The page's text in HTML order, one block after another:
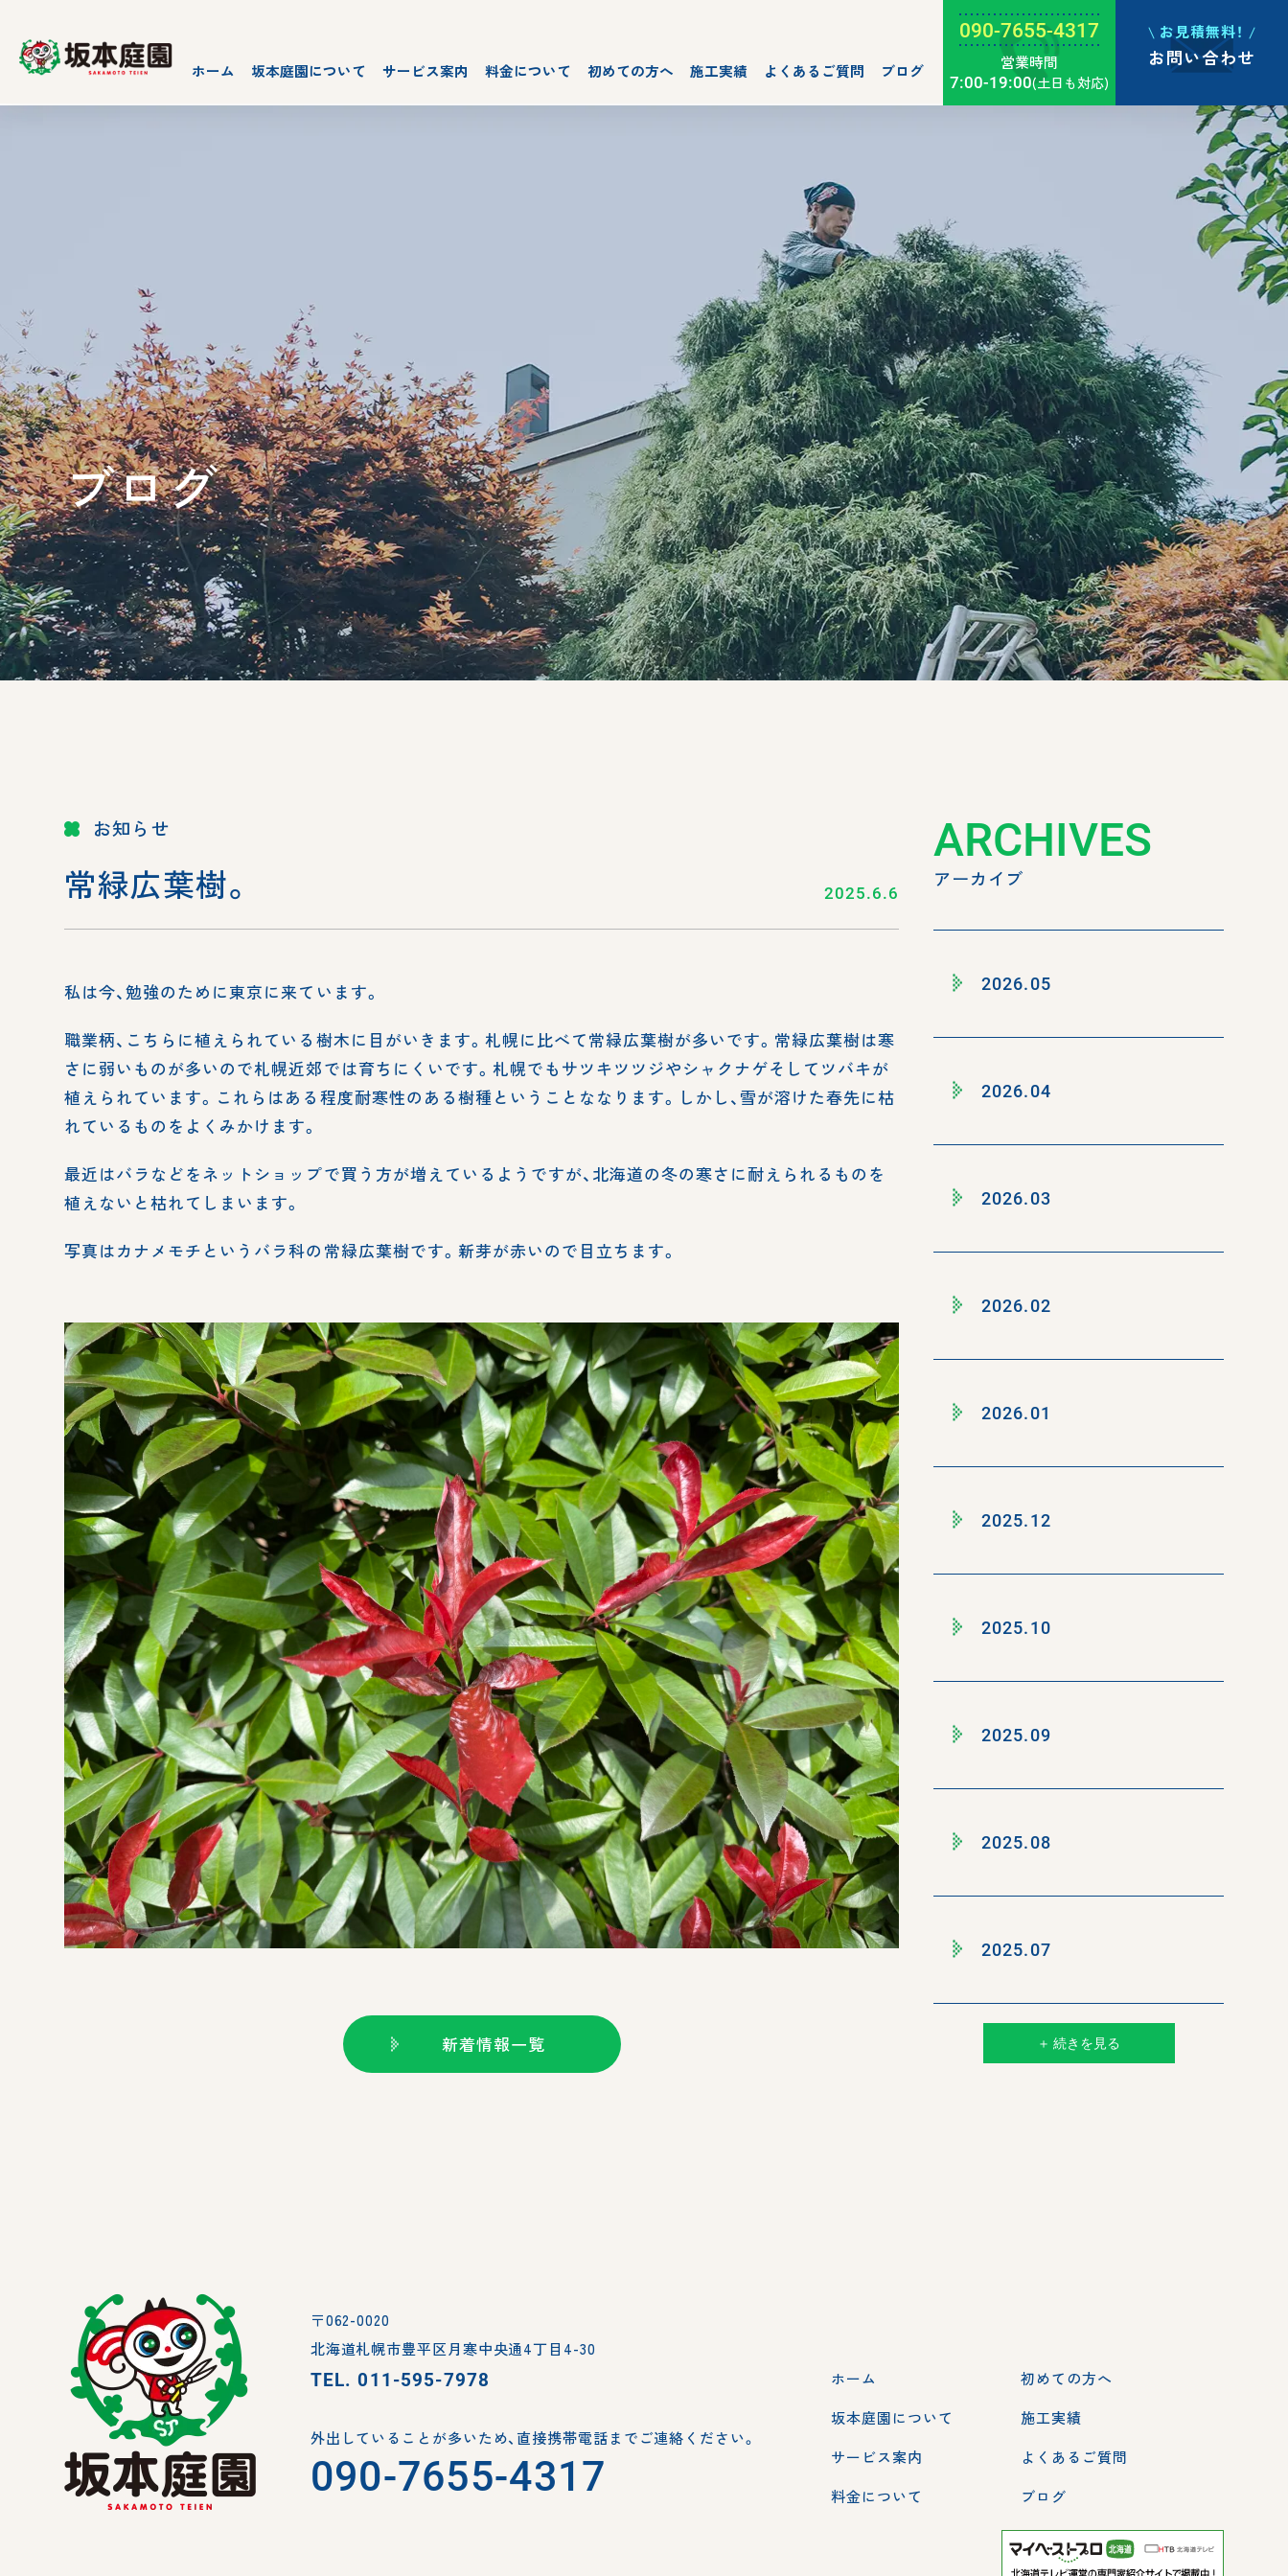
ホーム 坂本庭園について サービス案内 料金について 初めての方へ 施工実績 よくあるご質問 ブログ
090-7655-4317
営業時間
7:00-19:00(土日も対応)
お見積無料！
お問い合わせ
ブログ
お知らせ
2025.6.6
常緑広葉樹。
私は今、勉強のために東京に来ています。
職業柄、こちらに植えられている樹木に目がいきます。札幌に比べて常緑広葉樹が多いです。常緑広葉樹は寒
さに弱いものが多いので札幌近郊では育ちにくいです。札幌でもサツキツツジやシャクナゲそしてツバキが
植えられています。これらはある程度耐寒性のある樹種ということななります。しかし、雪が溶けた春先に枯
れているものをよくみかけます。
最近はバラなどをネットショップで買う方が増えているようですが、北海道の冬の寒さに耐えられるものを
植えないと枯れてしまいます。
写真はカナメモチというバラ科の常緑広葉樹です。新芽が赤いので目立ちます。
新着情報一覧
ARCHIVES
アーカイブ
2026.05
2026.04
2026.03
2026.02
2026.01
2025.12
2025.10
2025.09
2025.08
2025.07
＋ 続きを見る
〒062-0020
北海道札幌市豊平区月寒中央通4丁目4-30
TEL.011-595-7978
外出していることが多いため、 直接携帯電話までご連絡ください。
090-7655-4317
ホーム
坂本庭園について
サービス案内
料金について
初めての方へ
施工実績
よくあるご質問
ブログ